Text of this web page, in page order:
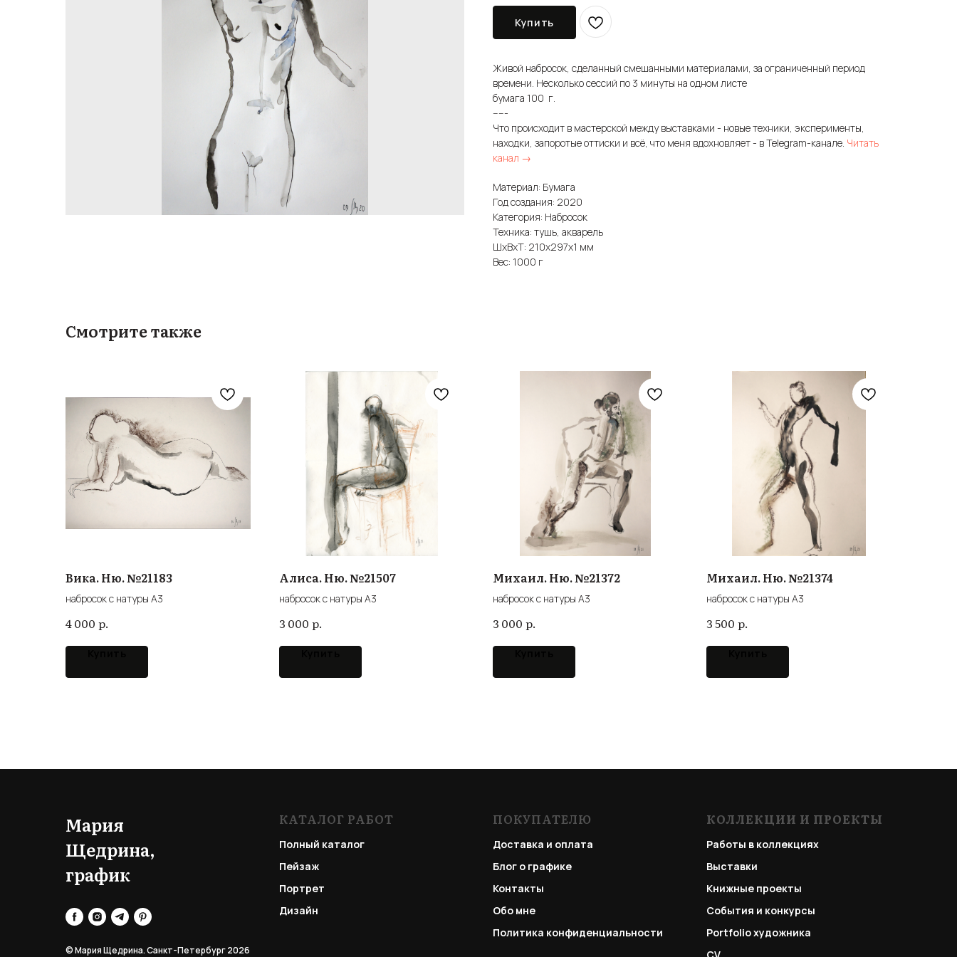
Купить
Живой набросок, сделанный смешанными материалами, за ограниченный период
времени. Несколько сессий по 3 минуты на одном листе
бумага 100 г.
-----
Что происходит в мастерской между выставками - новые техники, эксперименты,
находки, запоротые оттиски и всё, что меня вдохновляет - в Telegram-канале. Читать
канал →
Материал: Бумага
Год создания: 2020
Категория: Набросок
Техника: тушь, акварель
ШxВxТ: 210x297x1 мм
Вес: 1000 г
Смотрите также
Вика. Ню. №21183
набросок с натуры А3
4 000 р.
Алиса. Ню. №21507
набросок с натуры А3
3 000 р.
Михаил. Ню. №21372
набросок с натуры А3
3 000 р.
Михаил. Ню. №21374
набросок с натуры А3
3 500 р.
Мария
Щедрина,
график
© Мария Щедрина. Санкт-Петербург 2026
КАТАЛОГ РАБОТ
Полный каталог
Пейзаж
Портрет
Дизайн
ПОКУПАТЕЛЮ
Доставка и оплата
Блог о графике
Контакты
Обо мне
Политика конфиденциальности
КОЛЛЕКЦИИ И ПРОЕКТЫ
Работы в коллекциях
Выставки
Книжные проекты
События и конкурсы
Portfolioхудожника